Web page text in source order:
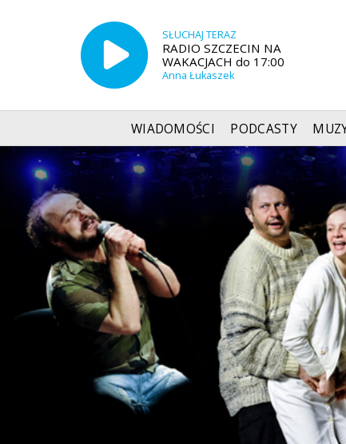
SŁUCHAJ TERAZ
RADIO SZCZECIN NA
WAKACJACH do 17:00
Anna Łukaszek
WIADOMOŚCI PODCASTY